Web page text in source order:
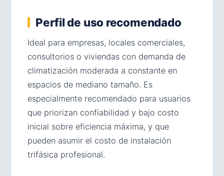
Perfil de uso recomendado
Ideal para empresas, locales comerciales,
consultorios o viviendas con demanda de
climatización moderada a constante en
espacios de mediano tamaño. Es
especialmente recomendado para usuarios
que priorizan confiabilidad y bajo costo
inicial sobre eficiencia máxima, y que
pueden asumir el costo de instalación
trifásica profesional.